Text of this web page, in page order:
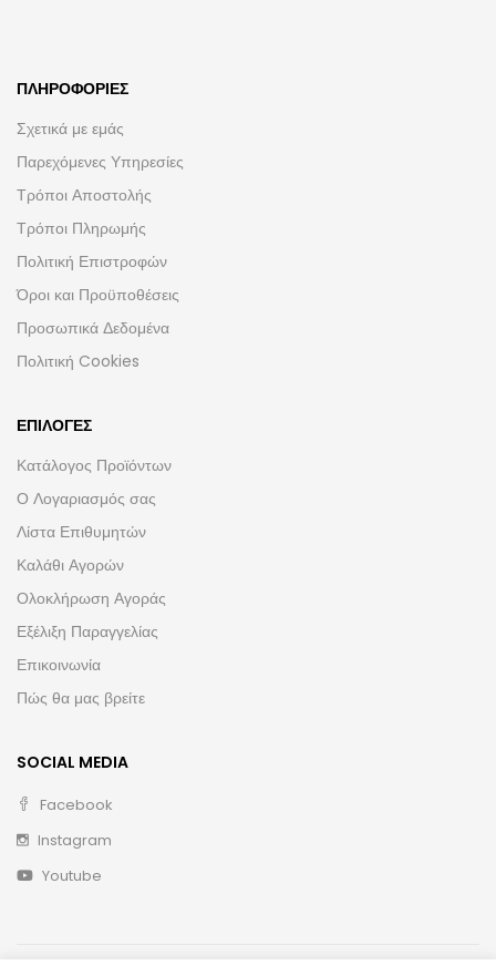
ΠΛΗΡΟΦΟΡΊΕΣ
Σχετικά με εμάς
Παρεχόμενες Υπηρεσίες
Τρόποι Αποστολής
Τρόποι Πληρωμής
Πολιτική Επιστροφών
Όροι και Προϋποθέσεις
Προσωπικά Δεδομένα
Πολιτική Cookies
ΕΠΙΛΟΓΈΣ
Κατάλογος Προϊόντων
Ο Λογαριασμός σας
Λίστα Επιθυμητών
Καλάθι Αγορών
Ολοκλήρωση Αγοράς
Εξέλιξη Παραγγελίας
Επικοινωνία
Πώς θα μας βρείτε
SOCIAL MEDIA
Facebook
Instagram
Youtube